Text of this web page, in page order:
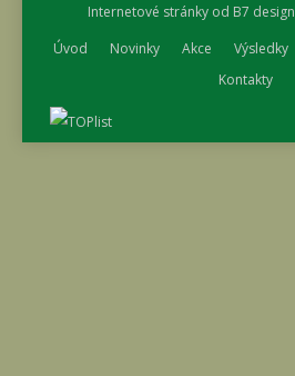
Internetové stránky od B7 design
Úvod
Novinky Akce Výsledky
Kontakty